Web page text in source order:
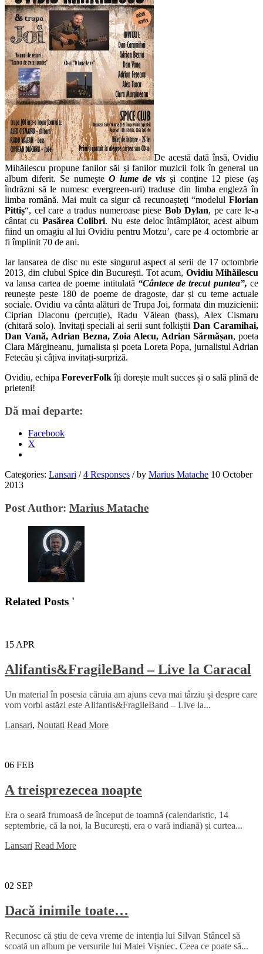
De acestă dată însă, Ovidiu
Mihăilescu propune fanilor săi și fanilor muzicii folk în general un
album diferit. Se numește O lume de visși conține 12 piese (aș
îndrăzni să le numesc evergreen-uri) traduse din limba engleză în
limba română. Mai mult ca sigur că recunoașteți “modelul Florian
Pittiș“, cel care a tradus numeroase piese Bob Dylan, pe care le-a
cântat cu Pasărea Colibri. Nu este deloc întâmplător, acest album
fiind un omagiu al lui Ovidiu pentru Motzu’, care pe 4 octombrie ar
fi împlinit 70 de ani.
Iar lansarea de disc nu este singurul aspect al serii de 17 octombrie
2013, din clubul Spice din București. Tot acum, Ovidiu Mihăilescu
va lansa cartea de poeme intitulată “Cântece de trecut puntea”, ce
reunește peste 180 de poeme de dragoste, dar și cu teme actuale
sociale. Ovidiu va cânta alături de Trupa Joi, formata din muzicienii:
Ciprian Diaconu (percuție), Radu Vălean (bass), Alex Cismaru
(chitară solo). Invitați speciali ai serii sunt folkiștiiDan Caramihai,
Dan Vană, Adrian Bezna, Zoia Alecu, Adrian Sărmășan, poeta
Clara Mărgineanu, jurnalista și poeta Loreta Popa, jurnalistul Adrian
Fetecău și câțiva invitați-surpriză.
Ovidiu, echipa ForeverFolkîți dorește mult succes și o sală plină de
prieteni!
Dă mai departe:
Facebook
X
Categories: Lansari / 4 Responses /by Marius Matache 10 October
2013
Post Author: Marius Matache
Related Posts '
15 APR
Alifantis&FragileBand – Live la Caracal
Un material în posesia căruia am ajuns ceva mai târziu și despre care
vom vorbi astăzi este Alifantis&FragileBand – Live la...
Lansari, Noutati Read More
06 FEB
A treisprezecea noapte
Era o seară frumoasă de început de toamnă (calendaristic, 14
septembrie, că la noi, la București, era o vară indiană) și curtea...
Lansari Read More
02 SEP
Dacă inimile toate…
Recunosc că știu de ceva vreme de intenția lui Silvan Stâncel să
scoată un album pe versurile lui Matei Vișniec. Ceea ce poate să...